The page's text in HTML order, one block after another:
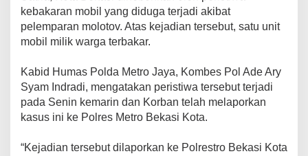
kebakaran mobil yang diduga terjadi akibat
pelemparan molotov. Atas kejadian tersebut, satu unit
mobil milik warga terbakar.
Kabid Humas Polda Metro Jaya, Kombes Pol Ade Ary
Syam Indradi, mengatakan peristiwa tersebut terjadi
pada Senin kemarin dan Korban telah melaporkan
kasus ini ke Polres Metro Bekasi Kota.
“Kejadian tersebut dilaporkan ke Polrestro Bekasi Kota